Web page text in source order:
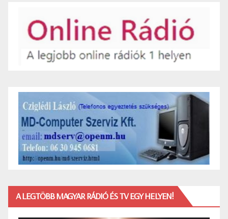
A LEGTÖBB MAGYAR RÁDIÓ ÉS TV EGY HELYEN!